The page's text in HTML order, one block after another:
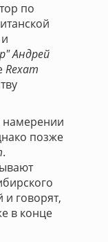
по
Андрей
Rexam
намерении
позже
.
и говорят,
в конце